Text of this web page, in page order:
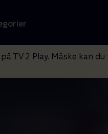
TV 2 Play. Måske kan